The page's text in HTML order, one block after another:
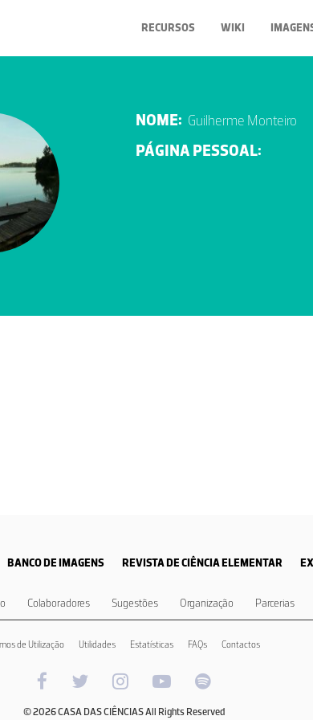
RECURSOS WIKI
NOME: Guilherme Monteiro
PÁGINA PESSOAL:
BANCO DE IMAGENS REVISTA DE CIÊNCIA ELEMENTAR
Colaboradores Sugestões Organização Parcerias
de Utilização Utilidades Estatísticas FAQs Contactos
© 2026 CASA DAS CIÊNCIAS All Rights Reserved